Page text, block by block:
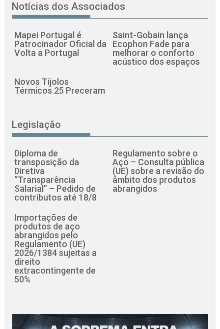
Notícias dos Associados
Mapei Portugal é
Patrocinador Oficial da
Volta a Portugal
Saint-Gobain lança
Ecophon Fade para
melhorar o conforto
acústico dos espaços
Novos Tijolos
Térmicos 25 Preceram
Legislação
Diploma de
transposição da
Diretiva
“Transparência
Salarial” – Pedido de
contributos até 18/8
Regulamento sobre o
Aço – Consulta pública
(UE) sobre a revisão do
âmbito dos produtos
abrangidos
Importações de
produtos de aço
abrangidos pelo
Regulamento (UE)
2026/1384 sujeitas a
direito
extracontingente de
50%